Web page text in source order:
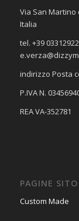
Via San Martino
Italia
tel. +39
indirizzo Posta
P.IVA N.
REA VA-352781
PAGINE SITO
Custom Made